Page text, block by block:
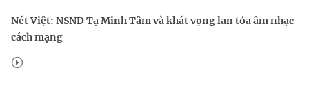
Nét Việt: NSND Tạ Minh Tâm và khát vọng lan tỏa âm nhạc
cách mạng